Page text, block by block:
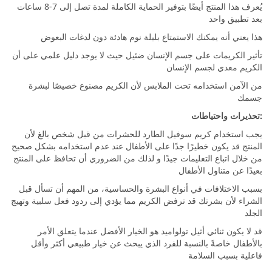
يُعرف هذا المنتج أيضًا بتوفير الحماية الكاملة لمدة تصل إلى 7-8 ساعات
بعد تطبيق واحد
هذا يعني أنه يمكنك الاستمتاع بليلة نوم هادئة دون لدغات البعوض
تأثير الكريمات على جسم الإنسان ضئيل حيث لا يوجد دليل علمي على أن
الكريم معدي لجسم الإنسان
من الآمن استخدامه تحت الملابس لأن الكريم مصنوع خصيصًا لبشرة
جسمك
:تحذيرات واحتياطات
يجب استخدام كريم سوفيل الطارد للحشرات من قبل شخص بالغ لأن
المنتج قد يكون خطيرًا جدًا على الأطفال عند عدم استخدامه بشكل صحيح
من خلال اتباع التعليمات جيدًا و لذلك من الضروري أن تحافظ على المنتج
بعيدًا عن متناول الأطفال
بسبب الاختلافات في أنواع البشرة والحساسية، من المهم أن تسأل قبل
الشراء لأن بشرتك قد ترفض الكريم مما يؤدي إلى ردود فعل سلبية وتهيج
الجلد
قد لا يكون ثنائي أثيل تولواميد هو الخيار الأفضل عندما يتعلق الأمر
بالأطفال خاصةً بالنسبة للفرد الذي يبحث عن خيار طبيعي أكثر وأقل
فاعلية بسبب السلامة